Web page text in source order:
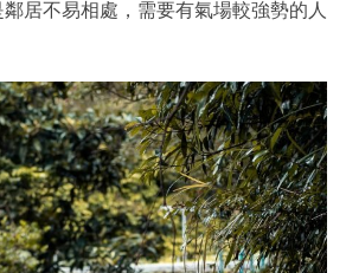
居不易相處，需要有氣場較強勢的人